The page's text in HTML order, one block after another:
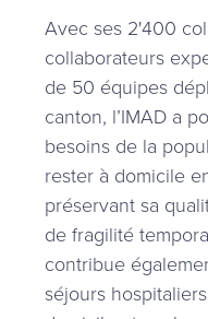
Avec ses 2'400
collaborateurs
de 50 équipes
canton, l’IMAD a
besoins de la
rester à domicile
préservant sa
de fragilité
contribue
séjours